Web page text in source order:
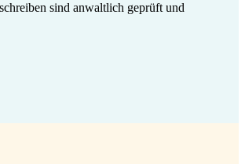
sind anwaltlich geprüft und